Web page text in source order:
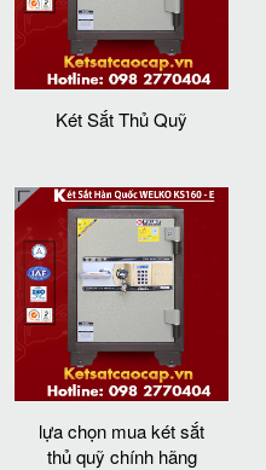
Két Sắt Thủ Quỹ
lựa chọn mua két sắt
thủ quỹ chính hãng